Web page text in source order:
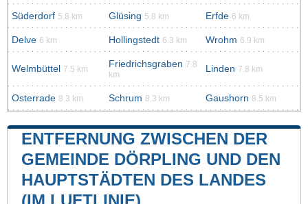
Süderdorf 5.8 km Glüsing 5.8 km Erfde 6 km
Delve 6 km Hollingstedt 6.3 km Wrohm 6.9 km
Welmbüttel 7.5 km Friedrichsgraben 7.8
km
Linden 7.8 km
Osterrade 8.3 km Schrum 8.3 km Gaushorn 8.5 km
ENTFERNUNG ZWISCHEN DER
GEMEINDE DÖRPLING UND DEN
HAUPTSTÄDTEN DES LANDES
(IM LUFTLINIE)